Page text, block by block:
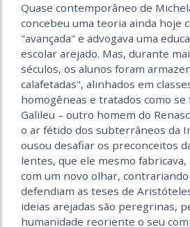
Quase contemporâneo de
concebeu uma teoria ainda hoje
"avançada" e advogava uma
escolar arejado. Mas, durante
séculos, os alunos foram
calafetadas", alinhados em
homogêneas e tratados como se
Galileu – outro homem do
o ar fétido dos subterrâneos da
ousou desafiar os preconceitos
lentes, que ele mesmo
com um novo olhar,
defendiam as teses de
ideias arejadas são peregrinas,
humanidade reoriente o seu